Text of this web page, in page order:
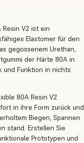
Resin V2 ist ein
Elastomer für den
gegossenem Urethan,
der Härte 80A in
und Funktion in nichts
80A Resin V2
in ihre Form zurück und
Biegen, Spannen
stand. Erstellen Sie
Prototypen und